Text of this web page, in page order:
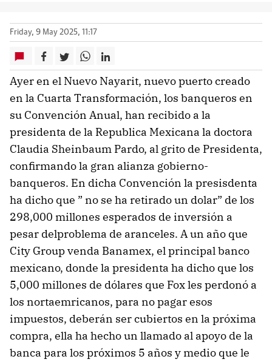
Friday, 9 May 2025, 11:17
Ayer en el Nuevo Nayarit, nuevo puerto creado
en la Cuarta Transformación, los banqueros en
su Convención Anual, han recibido a la
presidenta de la Republica Mexicana la doctora
Claudia Sheinbaum Pardo, al grito de Presidenta,
confirmando la gran alianza gobierno-
banqueros. En dicha Convención la presisdenta
ha dicho que ” no se ha retirado un dolar” de los
298,000 millones esperados de inversión a
pesar delproblema de aranceles. A un año que
City Group venda Banamex, el principal banco
mexicano, donde la presidenta ha dicho que los
5,000 millones de dólares que Fox les perdonó a
los nortaemricanos, para no pagar esos
impuestos, deberán ser cubiertos en la próxima
compra, ella ha hecho un llamado al apoyo de la
banca para los próximos 5 años y medio que le